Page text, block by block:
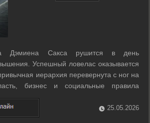
Дэмиена Сакса рушится в день
Успешный ловелас оказывается
иерархия перевернута с ног на
бизнес и социальные правила
а мужчины лишены всех своих
Дэмиен превращается из охотника в
и насмешек. Его ...
25.05.2026